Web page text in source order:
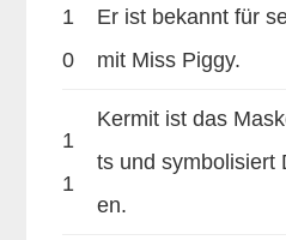
1
0
Er ist bekannt für
mit Miss Piggy.
1
1
Kermit ist das
ts und symbolisiert
en.